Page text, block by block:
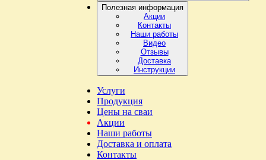
Полезная информация
Акции
Контакты
Наши работы
Видео
Отзывы
Доставка
Инструкции
Услуги
Продукция
Цены на сваи
Акции
Наши работы
Доставка и оплата
Контакты